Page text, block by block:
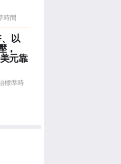
時間
以
，
元靠
標準時